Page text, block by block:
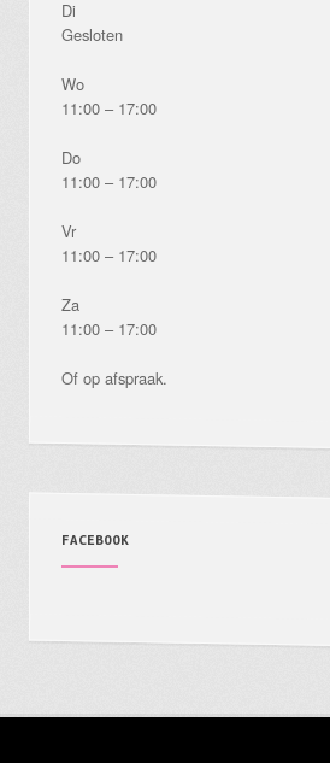
Di
Gesloten
Wo
11:00 – 17:00
Do
11:00 – 17:00
Vr
11:00 – 17:00
Za
11:00 – 17:00
Of op afspraak.
FACEBOOK